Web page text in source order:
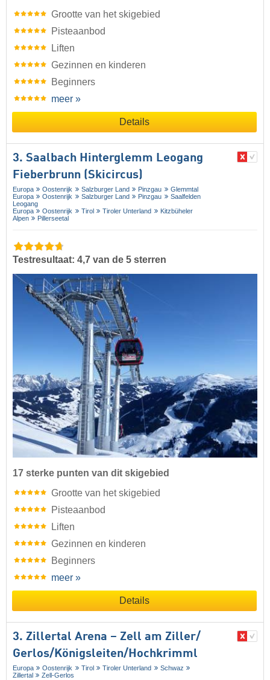
Grootte van het skigebied
Pisteaanbod
Liften
Gezinnen en kinderen
Beginners
meer »
Details
3. Saalbach Hinterglemm Leogang
Fieberbrunn (Skicircus)
Europa Oostenrijk Salzburger Land Pinzgau
Glemmtal
Europa
Oostenrijk Salzburger Land Pinzgau
Saalfelden
Leogang
Europa
Oostenrijk Tirol Tiroler Unterland
Kitzbüheler
Alpen
Pillerseetal
Testresultaat: 4,7 van de 5 sterren
17 sterke punten van dit skigebied
Grootte van het skigebied
Pisteaanbod
Liften
Gezinnen en kinderen
Beginners
meer »
Details
3. Zillertal Arena – Zell am Ziller/​
Gerlos/​Königsleiten/​Hochkrimml
Europa Oostenrijk Tirol Tiroler Unterland
Schwaz
Zillertal
Zell-Gerlos